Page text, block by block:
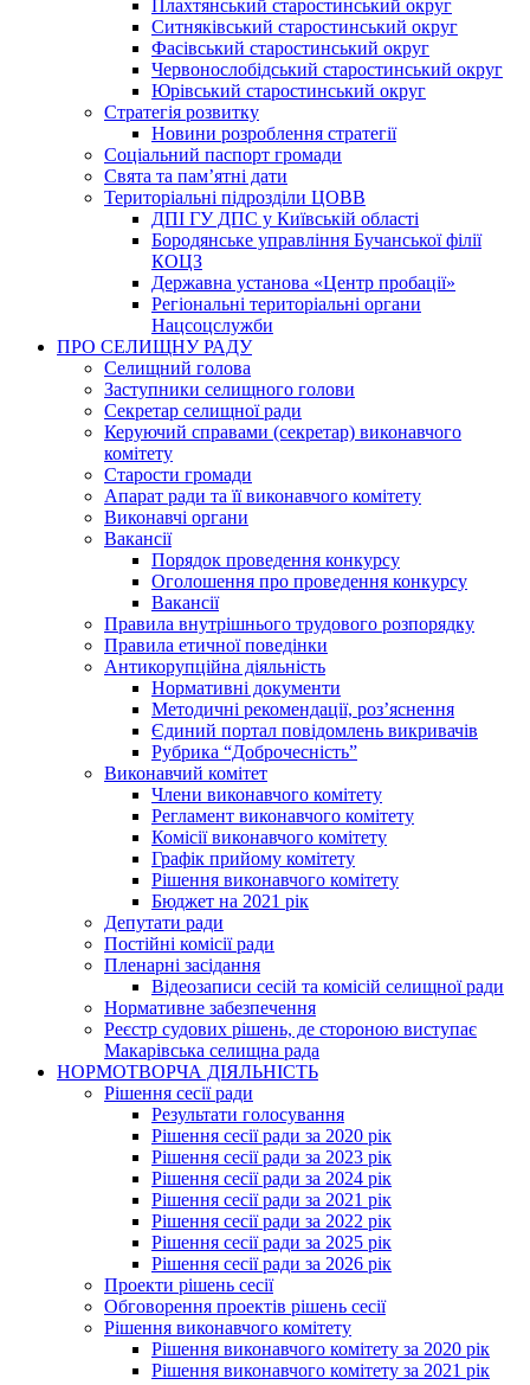
Плахтянський старостинський округ
Ситняківський старостинський округ
Фасівський старостинський округ
Червонослобідський старостинський округ
Юрівський старостинський округ
Стратегія розвитку
Новини розроблення стратегії
Соціальний паспорт громади
Свята та пам’ятні дати
Територіальні підрозділи ЦОВВ
ДПІ ГУ ДПС у Київській області
Бородянське управління Бучанської філії
КОЦЗ
Державна установа «Центр пробації»
Регіональні територіальні органи
Нацсоцслужби
ПРО СЕЛИЩНУ РАДУ
Селищний голова
Заступники селищного голови
Секретар селищної ради
Керуючий справами (секретар) виконавчого
комітету
Старости громади
Апарат ради та її виконавчого комітету
Виконавчі органи
Вакансії
Порядок проведення конкурсу
Оголошення про проведення конкурсу
Вакансії
Правила внутрішнього трудового розпорядку
Правила етичної поведінки
Антикорупційна діяльність
Нормативні документи
Методичні рекомендації, роз’яснення
Єдиний портал повідомлень викривачів
Рубрика “Доброчесність”
Виконавчий комітет
Члени виконавчого комітету
Регламент виконавчого комітету
Комісії виконавчого комітету
Графік прийому комітету
Рішення виконавчого комітету
Бюджет на 2021 рік
Депутати ради
Постійні комісії ради
Пленарні засідання
Відеозаписи сесій та комісій селищної ради
Нормативне забезпечення
Реєстр судових рішень, де стороною виступає
Макарівська селищна рада
НОРМОТВОРЧА ДІЯЛЬНІСТЬ
Рішення сесії ради
Результати голосування
Рішення сесії ради за 2020 рік
Рішення сесії ради за 2023 рік
Рішення сесії ради за 2024 рік
Рішення сесії ради за 2021 рік
Рішення сесії ради за 2022 рік
Рішення сесії ради за 2025 рік
Рішення сесії ради за 2026 рік
Проекти рішень сесії
Обговорення проектів рішень сесії
Рішення виконавчого комітету
Рішення виконавчого комітету за 2020 рік
Рішення виконавчого комітету за 2021 рік